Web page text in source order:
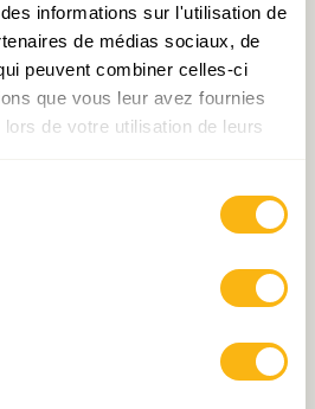
informations sur l'utilisation de
de médias sociaux, de
peuvent combiner celles-ci
que vous leur avez fournies
de votre utilisation de leurs
de
Décryptage N°55 :
Réponses à la crise
énergétique : pourquoi